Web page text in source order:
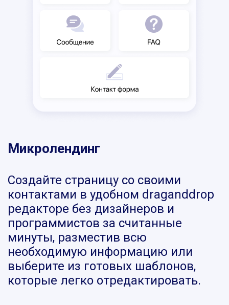
Микролендинг
Создайте страницу со своими
контактами в удобном draganddrop
редакторе без дизайнеров и
программистов за считанные
минуты, разместив всю
необходимую информацию или
выберите из готовых шаблонов,
которые легко отредактировать.